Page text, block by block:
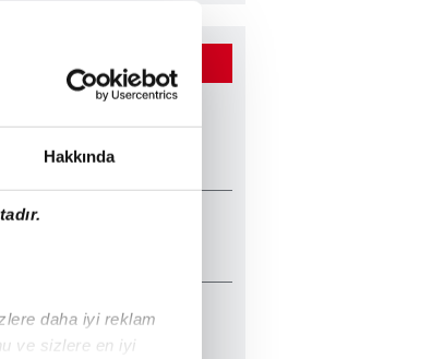
Hakkında
daha iyi reklam
ve sizlere en iyi
0: 1